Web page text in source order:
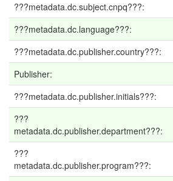
???metadata.dc.subject.cnpq???:
???metadata.dc.language???:
???metadata.dc.publisher.country???:
Publisher:
???metadata.dc.publisher.initials???:
???
metadata.dc.publisher.department???:
???
metadata.dc.publisher.program???: